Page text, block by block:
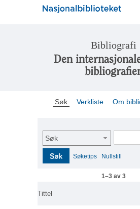
Bibliografi
Den
Søk Verkliste Om
Søk
Søk Søketips Nullstill
1–3 av 3
Tittel